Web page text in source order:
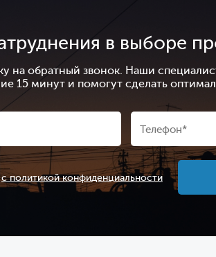
в выборе
на обратный звонок. Наши
15 минут и помогут сделать
с политикой конфиденциальности